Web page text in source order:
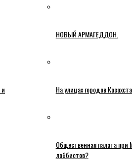
НОВЫЙ АРМАГЕДДОН.
На улицах городов
Общественная палата
лоббистов?